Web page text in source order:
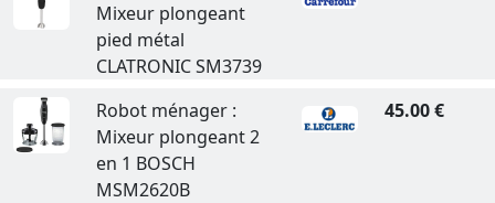
Mixeur plongeant
pied métal
CLATRONIC SM3739
Robot ménager :
Mixeur plongeant 2
en 1 BOSCH
MSM2620B
45.00 €